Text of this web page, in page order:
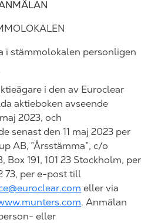
i stämmolokalen personligen
i den av Euroclear
aktieboken avseende
maj2023, och
senastden 11 maj2023 per
AB, ”Årsstämma”, c/o
Box 191, 101 23 Stockholm, per
73, per e-post till
eller via
. Anmälan
eller